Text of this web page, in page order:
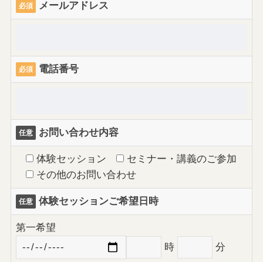
必須 メールアドレス
必須 電話番号
任意 お問い合わせ内容
体験セッション
セミナー・講義のご参加
その他のお問い合わせ
任意 体験セッションご希望⽇時
第⼀希望
時
分